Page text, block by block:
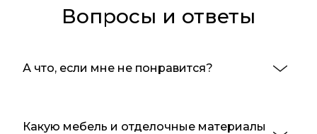
Вопросы и ответы
А что, если мне не понравится?
Какую мебель и отделочные материалы